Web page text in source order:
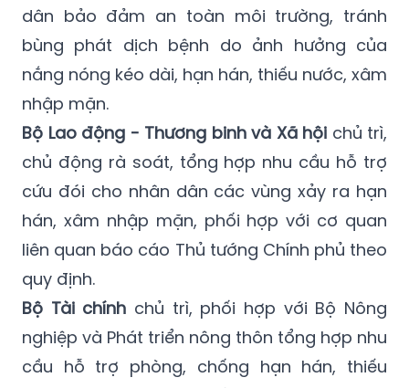
Bộ Y tếchỉ đạo lực lượng y tế cơ sở chủ
động kiểm tra, giám sát, hướng dẫn nhân
dân bảo đảm an toàn môi trường, tránh
bùng phát dịch bệnh do ảnh hưởng của
nắng nóng kéo dài, hạn hán, thiếu nước, xâm
nhập mặn.
Bộ Lao động - Thương binh và Xã hội chủ trì,
chủ động rà soát, tổng hợp nhu cầu hỗ trợ
cứu đói cho nhân dân các vùng xảy ra hạn
hán, xâm nhập mặn, phối hợp với cơ quan
liên quan báo cáo Thủ tướng Chính phủ theo
quy định.
Bộ Tài chính chủ trì, phối hợp với Bộ Nông